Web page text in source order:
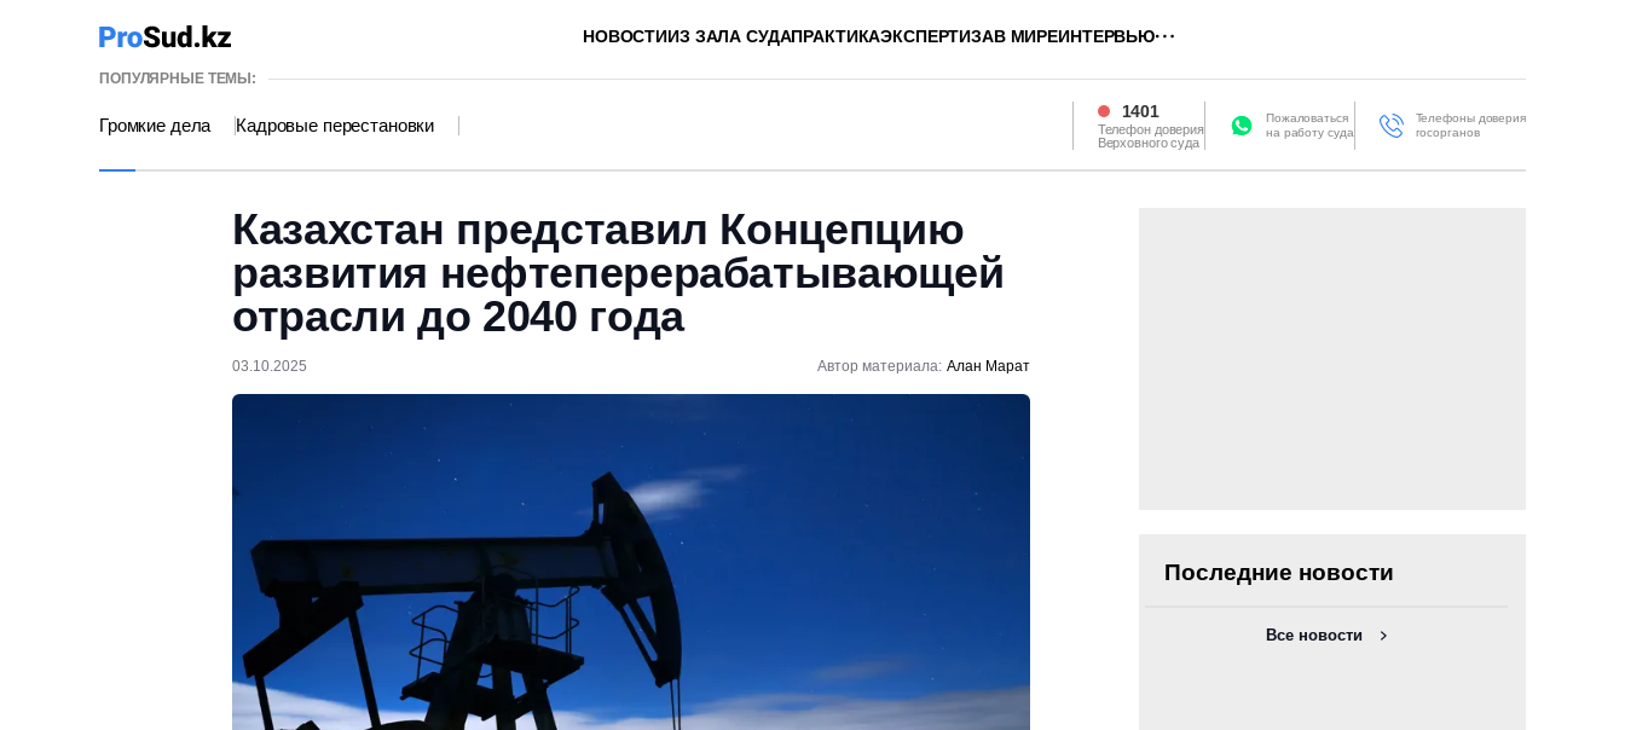
НОВОСТИИЗ ЗАЛА СУДАПРАКТИКАЭКСПЕРТИЗАВ МИРЕИНТЕРВЬЮ
ПОПУЛЯРНЫЕ ТЕМЫ:
Громкие дела Кадровые перестановки
1401
Телефон доверия
Верховного суда
Пожаловаться
на работу суда
Телефоны доверия
госорганов
Казахстан представил Концепцию
развития нефтеперерабатывающей
отрасли до 2040 года
03.10.2025 Автор материала: Алан Марат
Последние новости
Все новости